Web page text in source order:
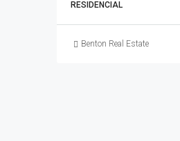
RESIDENCIAL
Benton Real Estate